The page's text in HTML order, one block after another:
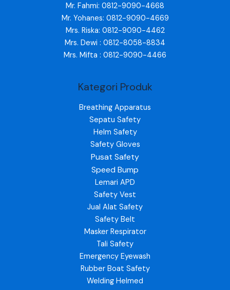
Mr. Fahmi: 0812-9090-4668
Mr. Yohanes: 0812-9090-4669
Mrs. Riska: 0812-9090-4462
Mrs. Dewi : 0812-8058-8834
Mrs. Mifta : 0812-9090-4466
Kategori Produk
Breathing Apparatus
Sepatu Safety
Helm Safety
Safety Gloves
Pusat Safety
Speed Bump
Lemari APD
Safety Vest
Jual Alat Safety
Safety Belt
Masker Respirator
Tali Safety
Emergency Eyewash
Rubber Boat Safety
Welding Helmed